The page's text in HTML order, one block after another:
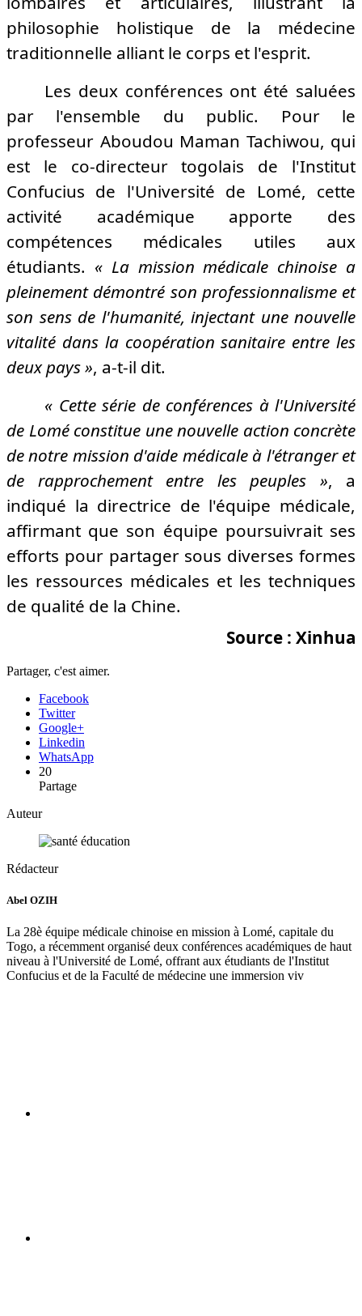
philosophie holistique de la médecine
traditionnelle alliant le corps et l'esprit.
Les deux conférences ont été saluées
par l'ensemble du public. Pour le
professeur Aboudou Maman Tachiwou, qui
est le co-directeur togolais de l'Institut
Confucius de l'Université de Lomé, cette
activité académique apporte des
compétences médicales utiles aux
étudiants. « La mission médicale chinoise a
pleinement démontré son professionnalisme et
son sens de l'humanité, injectant une nouvelle
vitalité dans la coopération sanitaire entre les
deux pays », a-t-il dit.
« Cette série de conférences à l'Université
de Lomé constitue une nouvelle action concrète
de notre mission d'aide médicale à l'étranger et
de rapprochement entre les peuples », a
indiqué la directrice de l'équipe médicale,
affirmant que son équipe poursuivrait ses
efforts pour partager sous diverses formes
les ressources médicales et les techniques
de qualité de la Chine.
Source : Xinhua
Partager, c'est aimer.
Facebook
Twitter
Google+
Linkedin
WhatsApp
20
Partage
Auteur
Rédacteur
Abel OZIH
La 28è équipe médicale chinoise en mission à Lomé, capitale du
Togo, a récemment organisé deux conférences académiques de haut
niveau à l'Université de Lomé, offrant aux étudiants de l'Institut
Confucius et de la Faculté de médecine une immersion viv